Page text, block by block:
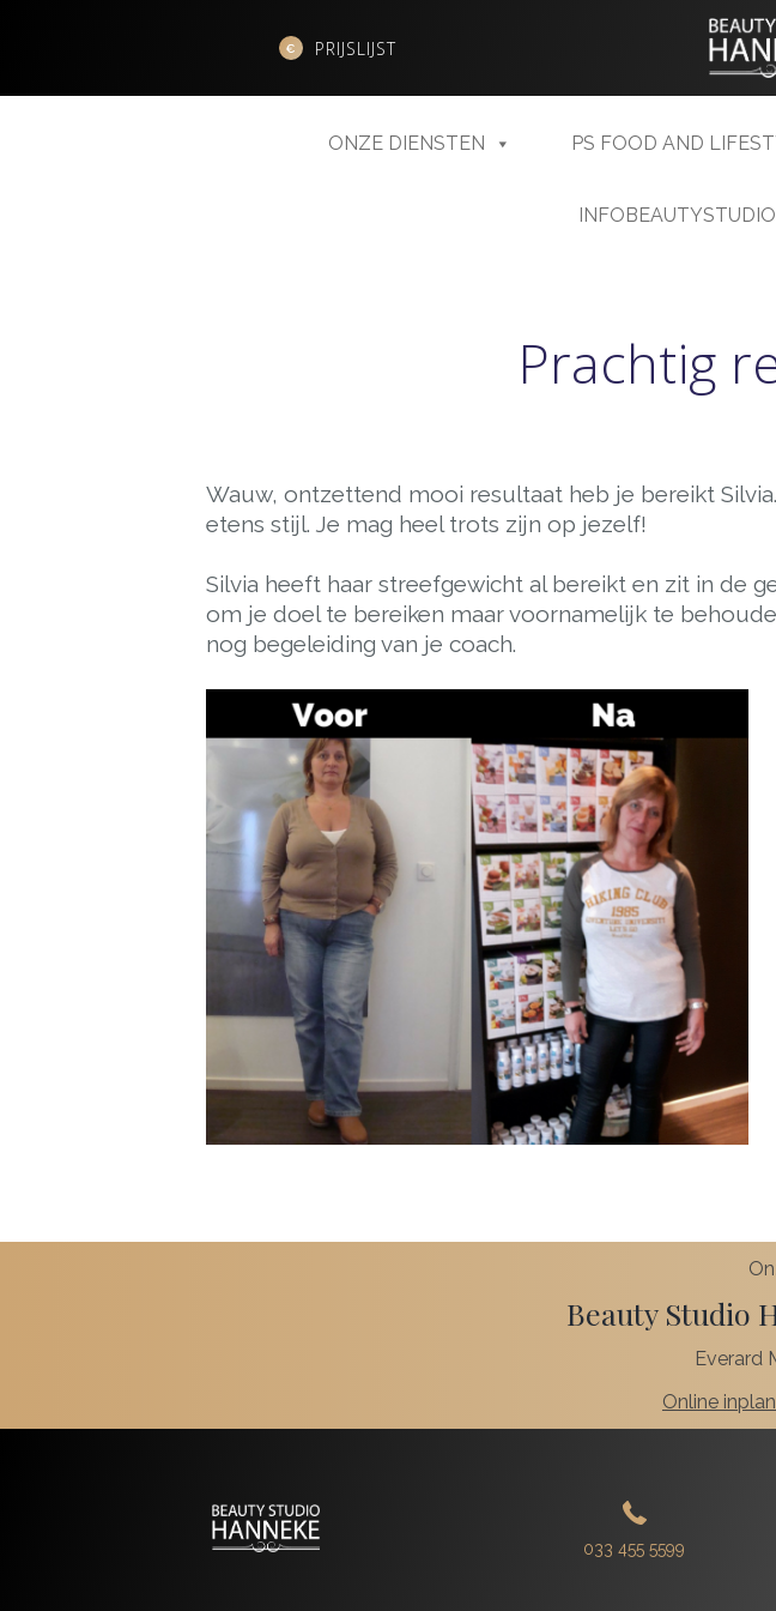
PRIJSLIJST
ONZE DIENSTEN PS FOOD AND
Prachtig
Wauw, ontzettend mooi resultaat heb je bereikt
etens stijl. Je mag heel trots zijn op jezelf!
Silvia heeft haar streefgewicht al bereikt en zit in de
om je doel te bereiken maar voornamelijk te
nog begeleiding van je coach.
Beauty Studio
Everard
Online
033 455 5599